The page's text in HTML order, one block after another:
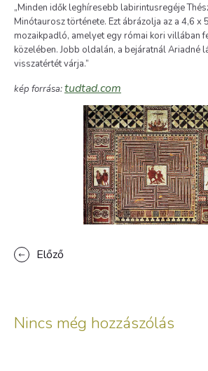
„Minden idők leghíresebb labirintusregéje
Minótaurosz története. Ezt ábrázolja az a 4,6 x
mozaikpadló, amelyet egy római kori villában
közelében. Jobb oldalán, a bejáratnál Ariadné
visszatértét várja.”
kép forrása:tudtad.com
Előző
Nincs még hozzászólás